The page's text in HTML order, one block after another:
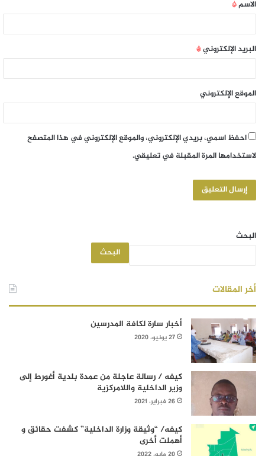
الاسم*
البريد الإلكتروني*
الموقع الإلكتروني
احفظ اسمي، بريدي الإلكتروني، والموقع الإلكتروني في هذا المتصفح
لاستخدامها المرة المقبلة في تعليقي.
البحث
البحث
أخر المقالات
أخبار سارة لكافة المدرسين
27 يونيو، 2020
كيفه / رسالة عاجلة من عمدة بلدية أغورط إلى
وزير الداخلية واللامركزية
26 فبراير، 2021
كيفه/ “وثيقة وزارة الداخلية” كشفت حقائق و
أهملت أخرى